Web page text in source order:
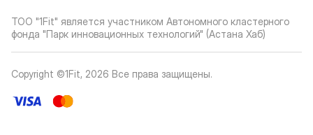
ТОО "1Fit" является участником Автономного кластерного
фонда "Парк инновационных технологий" (Астана Хаб)
Copyright ©1Fit, 2026 Все права защищены.